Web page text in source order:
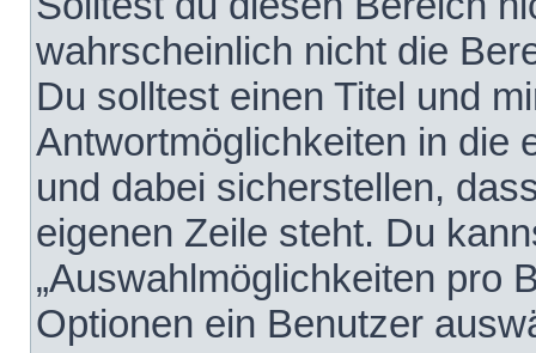
wahrscheinlich nicht die
Du solltest einen Titel und
Antwortmöglichkeiten in die
und dabei sicherstellen,
eigenen Zeile steht. Du
„Auswahlmöglichkeiten pro
Optionen ein Benutzer